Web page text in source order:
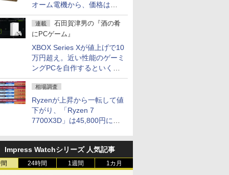
オーム電機から、価格は
5,940円
連載
石田賀津男の『酒の肴
にPCゲーム』
XBOX Series Xが値上げで10
万円超え。近い性能のゲーミ
ングPCを自作するといくら
になる？
相場調査
Ryzenが上昇から一転して値
下がり、「Ryzen 7
7700X3D」は45,800円に急
との価格逆転解消 [8月前半の
CPU価格]
Impress Watchシリーズ 人気記事
24時間 1週間 1カ月